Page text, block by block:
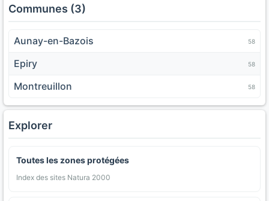
Communes (3)
Aunay-en-Bazois 58
Epiry 58
Montreuillon 58
Explorer
Toutes les zones protégées
Index des sites Natura 2000